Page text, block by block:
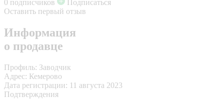
0 подписчиков
Подписаться
Оставить первый отзыв
Информация
о продавце
Профиль: Заводчик
Адрес: Кемерово
Дата регистрации: 11 августа 2023
Подтверждения